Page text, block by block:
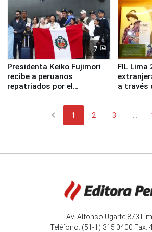
7
Presidenta Keiko Fujimori
recibe a peruanos
repatriados por el
FIL
a través
chevron_left 1 2 3
Av. Alfonso Ugarte 873
Teléfono: (51-1) 315 0400 Fax: